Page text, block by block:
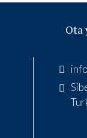
Ota